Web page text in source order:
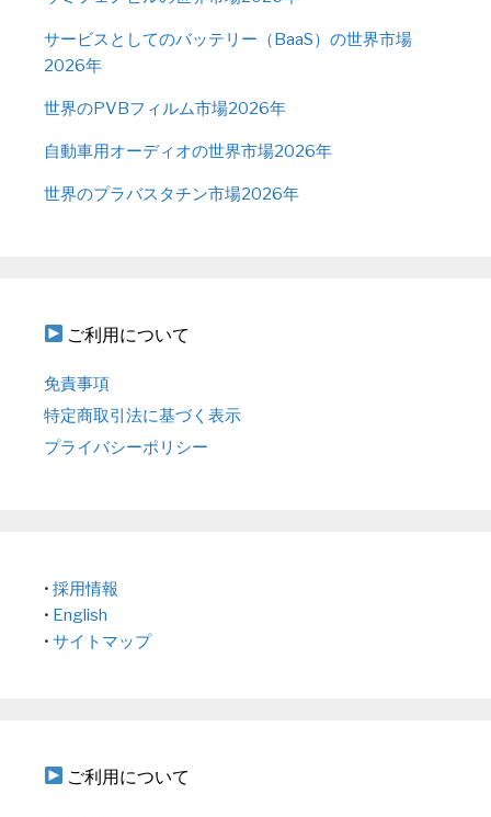
サービスとしてのバッテリー（BaaS）の世界市場
2026年
世界のPVBフィルム市場2026年
自動車用オーディオの世界市場2026年
世界のプラバスタチン市場2026年
ご利用について
免責事項
特定商取引法に基づく表示
プライバシーポリシー
• 採用情報
• English
• サイトマップ
ご利用について